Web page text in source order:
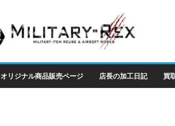
オリジナル商品販売ページ 店長の加工日記 買